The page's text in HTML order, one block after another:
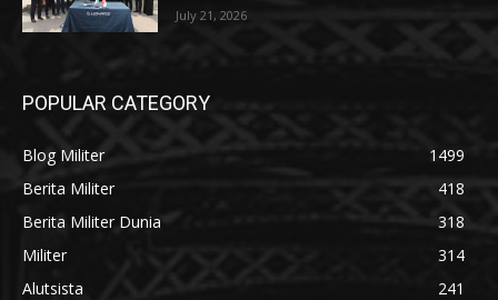
July 21, 2026
POPULAR CATEGORY
Blog Militer
1499
Berita Militer
418
Berita Militer Dunia
318
Militer
314
Alutsista
241